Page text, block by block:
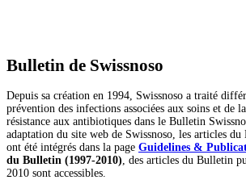
Bulletin de Swissnoso
Depuis sa création en 1994, Swissnoso a traité
prévention des infections associées aux soins et de
résistance aux antibiotiques dans le Bulletin
adaptation du site web de Swissnoso, les articles
ont été intégrés dans la page Guidelines &
du Bulletin (1997-2010) , des articles du Bulletin
2010 sont accessibles.